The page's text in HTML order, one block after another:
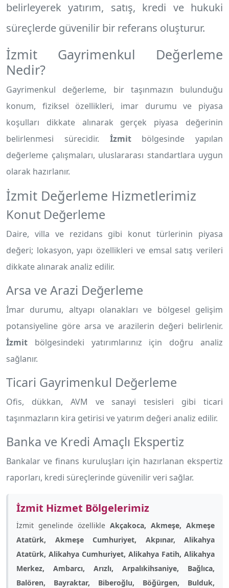
belirleyerek yatırım, satış, kredi ve hukuki
süreçlerde güvenilir bir referans oluşturur.
İzmit Gayrimenkul Değerleme
Nedir?
Gayrimenkul değerleme, bir taşınmazın bulunduğu
konum, fiziksel özellikleri, imar durumu ve piyasa
koşulları dikkate alınarak gerçek piyasa değerinin
belirlenmesi sürecidir. İzmitbölgesinde yapılan
değerleme çalışmaları, uluslararası standartlara uygun
olarak hazırlanır.
İzmit Değerleme Hizmetlerimiz
Konut Değerleme
Daire, villa ve rezidans gibi konut türlerinin piyasa
değeri; lokasyon, yapı özellikleri ve emsal satış verileri
dikkate alınarak analiz edilir.
Arsa ve Arazi Değerleme
İmar durumu, altyapı olanakları ve bölgesel gelişim
potansiyeline göre arsa ve arazilerin değeri belirlenir.
İzmit bölgesindeki yatırımlarınız için doğru analiz
sağlanır.
Ticari Gayrimenkul Değerleme
Ofis, dükkan, AVM ve sanayi tesisleri gibi ticari
taşınmazların kira getirisi ve yatırım değeri analiz edilir.
Banka ve Kredi Amaçlı Ekspertiz
Bankalar ve finans kuruluşları için hazırlanan ekspertiz
raporları, kredi süreçlerinde güvenilir veri sağlar.
İzmit Hizmet Bölgelerimiz
İzmit genelinde özellikle Akçakoca, Akmeşe, Akmeşe
Atatürk, Akmeşe Cumhuriyet, Akpınar, Alikahya
Atatürk, Alikahya Cumhuriyet, Alikahya Fatih, Alikahya
Merkez, Ambarcı, Arızlı, Arpalıkihsaniye, Bağlıca,
Balören, Bayraktar, Biberoğlu, Böğürgen, Bulduk,